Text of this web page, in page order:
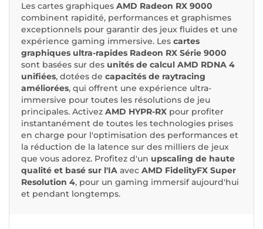
Les cartes graphiques AMD Radeon RX 9000
combinent rapidité, performances et graphismes
exceptionnels pour garantir des jeux fluides et une
expérience gaming immersive. Les cartes
graphiques ultra-rapides Radeon RX Série 9000
sont basées sur des unités de calcul AMD RDNA 4
unifiées, dotées de capacités de raytracing
améliorées, qui offrent une expérience ultra-
immersive pour toutes les résolutions de jeu
principales. Activez AMD HYPR-RX pour profiter
instantanément de toutes les technologies prises
en charge pour l'optimisation des performances et
la réduction de la latence sur des milliers de jeux
que vous adorez. Profitez d'un upscaling de haute
qualité et basé sur l'IA avec AMD FidelityFX Super
Resolution 4, pour un gaming immersif aujourd'hui
et pendant longtemps.